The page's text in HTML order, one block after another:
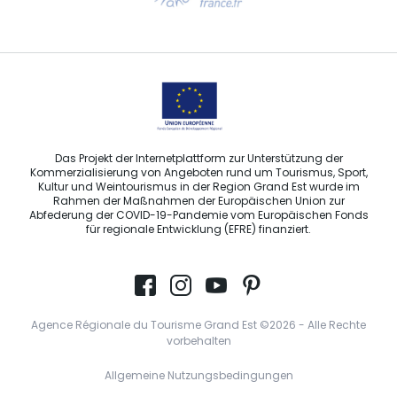
Sprechen Sie uns per E-Mail an
Das Projekt der Internetplattform zur Unterstützung der
Kommerzialisierung von Angeboten rund um Tourismus, Sport,
Kultur und Weintourismus in der Region Grand Est wurde im
Rahmen der Maßnahmen der Europäischen Union zur
Abfederung der COVID-19-Pandemie vom Europäischen Fonds
für regionale Entwicklung (EFRE) finanziert.
Agence Régionale du Tourisme Grand Est ©2026 - Alle Rechte
vorbehalten
Allgemeine Nutzungsbedingungen